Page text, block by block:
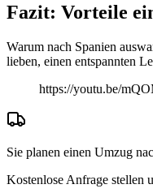
Fazit: Vorteile
Warum nach Spanien
lieben, einen entspannten
https://youtu.be/
Sie planen einen Umzug
Kostenlose Anfrage stellen